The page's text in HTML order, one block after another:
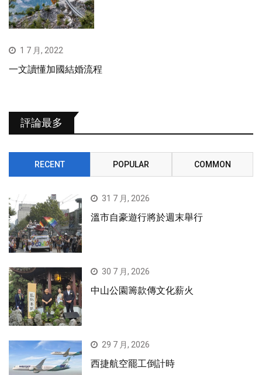
1 7 月, 2022
一文讀懂加國結婚流程
評論最多
RECENT POPULAR COMMON
31 7 月, 2026
溫市自豪遊行將於週末舉行
30 7 月, 2026
中山公園籌款傳文化薪火
29 7 月, 2026
西捷航空罷工倒計時